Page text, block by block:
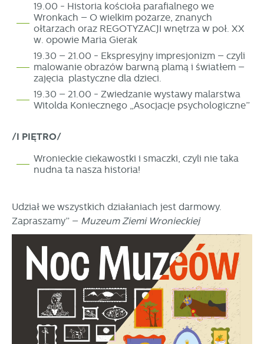
19.00 - Historia kościoła parafialnego we
Wronkach – O wielkim pożarze, znanych
ołtarzach oraz REGOTYZACJI wnętrza w poł. XX
w. opowie Maria Gierak
19.30 – 21.00 - Ekspresyjny impresjonizm – czyli
malowanie obrazów barwną plamą i światłem –
zajęcia plastyczne dla dzieci.
19.30 – 21.00 - Zwiedzanie wystawy malarstwa
Witolda Koniecznego „Asocjacje psychologiczne”
/I PIĘTRO/
Wronieckie ciekawostki i smaczki, czyli nie taka
nudna ta nasza historia!
Udział we wszystkich działaniach jest darmowy.
Zapraszamy” – Muzeum Ziemi Wronieckiej